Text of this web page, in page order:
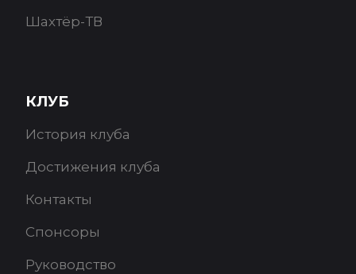
Шахтёр-ТВ
КЛУБ
История клуба
Достижения клуба
Контакты
Спонсоры
Руководство